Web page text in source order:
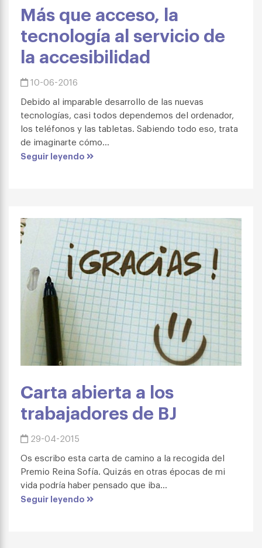
Más que acceso, la
tecnología al servicio de
la accesibilidad
10-06-2016
Debido al imparable desarrollo de las nuevas
tecnologías, casi todos dependemos del ordenador,
los teléfonos y las tabletas. Sabiendo todo eso, trata
de imaginarte cómo...
Seguir leyendo
Carta abierta a los
trabajadores de BJ
29-04-2015
Os escribo esta carta de camino a la recogida del
Premio Reina Sofía. Quizás en otras épocas de mi
vida podría haber pensado que iba...
Seguir leyendo